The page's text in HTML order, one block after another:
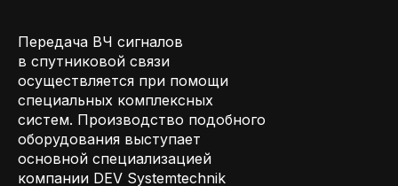
Передача ВЧ сигналов
в спутниковой связи
осуществляется при помощи
специальных комплексных
систем. Производство подобного
оборудования выступает
основной специализацией
компании DEV Systemtechnik